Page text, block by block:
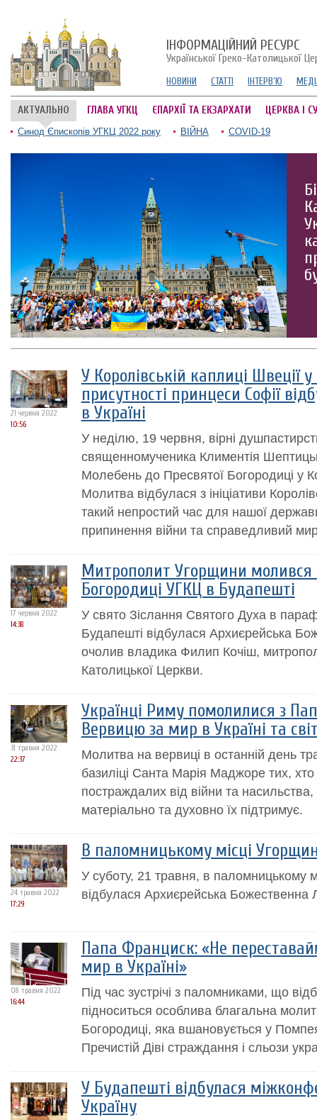
ІНФОРМАЦІЙНИЙ РЕСУРС
Української Греко-Католицької
НОВИНИ СТАТТІ ІНТЕРВ'Ю
АКТУАЛЬНО ГЛАВА УГКЦ ЄПАРХІЇ ТА ЕКЗАРХАТИ ЦЕРКВА І
Синод Єпископів УГКЦ 2022 року ВІЙНА COVID-19
21 червня 2022
10:56
У Королівській каплиці Швеції
присутності принцеси Софії
в Україні
У неділю, 19 червня, вірні
священномученика Климентія
Молебень до Пресвятої Богородиці у
Молитва відбулася з ініціативи
такий непростий час для нашої
припинення війни та справедливий мир
17 червня 2022
14:38
Митрополит Угорщини молився
Богородиці УГКЦ в Будапешті
У свято Зіслання Святого Духа в
Будапешті відбулася Архиєрейська
очолив владика Филип Кочіш,
Католицької Церкви.
31 травня 2022
22:37
Українці Риму помолилися з
Вервицю за мир в Україні та
Молитва на вервиці в останній день
базиліці Санта Марія Маджоре тих,
постраждалих від війни та
матеріально та духовно їх підтримує.
24 травня 2022
17:29
В паломницькому місці
У суботу, 21 травня, в паломницькому
відбулася Архиєрейська Божественна
08 травня 2022
16:44
Папа Франциск: «Не
мир в Україні»
Під час зустрічі з паломниками, що
підноситься особлива благальна
Богородиці, яка вшановується у
Пречистій Діві страждання і сльози
У Будапешті відбулася
Україну